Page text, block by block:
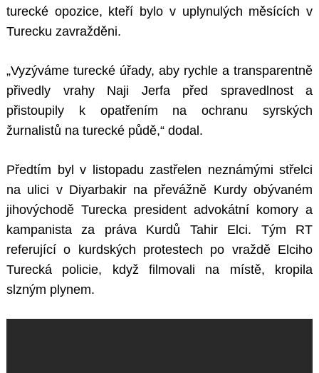
turecké opozice, kteří bylo v uplynulých měsících v
Turecku zavražděni.
„Vyzýváme turecké úřady, aby rychle a transparentně
přivedly vrahy Naji Jerfa před spravedlnost a
přistoupily k opatřením na ochranu syrských
žurnalistů na turecké půdě,“ dodal.
Předtím byl v listopadu zastřelen neznámými střelci
na ulici v Diyarbakir na převážně Kurdy obývaném
jihovýchodě Turecka president advokátní komory a
kampanista za práva Kurdů Tahir Elci. Tým RT
referující o kurdských protestech po vraždě Elciho
Turecká policie, když filmovali na místě, kropila
slzným plynem.